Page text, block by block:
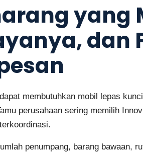
yang
dan
membutuhkan mobil lepas
perusahaan sering memilih
penumpang, barang bawaan,